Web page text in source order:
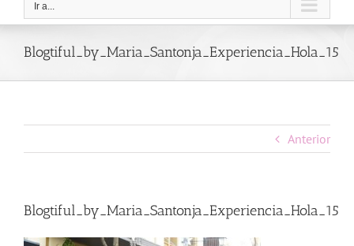
Ir a...
Blogtiful_by_Maria_Santonja_Experiencia_Hola_15
Anterior
Blogtiful_by_Maria_Santonja_Experiencia_Hola_15